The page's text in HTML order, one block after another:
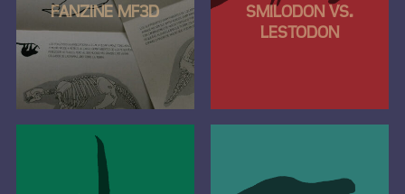
FANZINE MF3D
SMILODON VS.
LESTODON